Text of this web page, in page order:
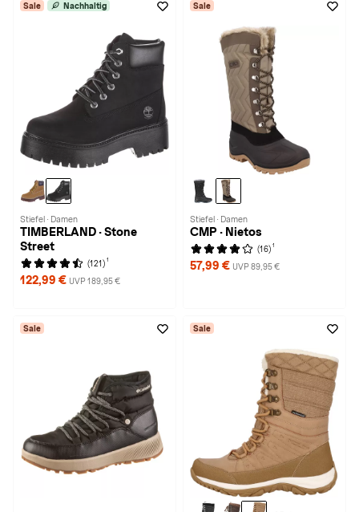
Sale Nachhaltig
Stiefel · Damen
TIMBERLAND · Stone
Street
(121) 1
122,99 € UVP 189,95 €
Sale
Stiefel · Damen
CMP · Nietos
(16) 1
57,99 € UVP 89,95 €
Sale Sale